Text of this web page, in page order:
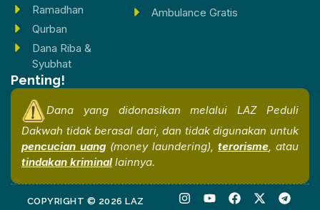
Ramadhan
Qurban
Dana Riba &
Syubhat
Ambulance Gratis
Penting!
Dana yang didonasikan melalui LAZ Peduli
Dakwah tidak berasal dari, dan tidak digunakan untuk
pencucian uang(money laundering), terorisme , atau
tindakan kriminallainnya.
COPYRIGHT © 2026 LAZ
I
Y
F
X
T